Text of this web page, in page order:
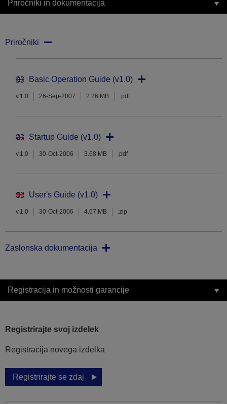
Priročniki in dokumentacija
Priročniki
Basic Operation Guide (v1.0)
v.1.0 26-Sep-2007 2.26 MB .pdf
Startup Guide (v1.0)
v.1.0 30-Oct-2006 3.68 MB .pdf
User's Guide (v1.0)
v.1.0 30-Oct-2006 4.67 MB .zip
Zaslonska dokumentacija
Registracija in možnosti garancije
Registrirajte svoj izdelek
Registracija novega izdelka
Registrirajte se zdaj